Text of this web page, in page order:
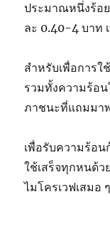
ประมาณหนึ่งร้อ
ละ 0.40-4 บาท
สำหรับเพื่อการใ
รวมทั้งความร้อ
ภาชนะที่แถมมา
เพื่อรับความร้อ
ใช้เสร็จทุกหนด้ว
ไมโครเวฟเสมอ